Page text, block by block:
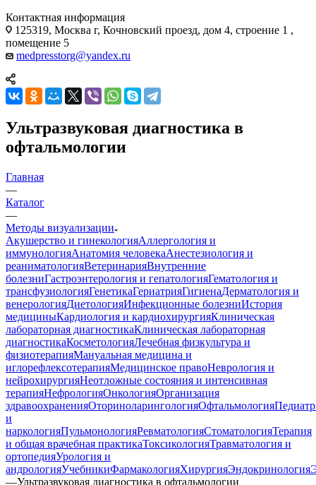
Контактная информация
125319, Москва г, Кочновский проезд, дом 4, строение 1 ,
помещение 5
medpresstorg@yandex.ru
Ультразвуковая диагностика в
офтальмологии
Главная
—
Каталог
—
Методы визуализации
Акушерство и гинекологияАллергология и
иммунологияАнатомия человекаАнестезиология и
реаниматологияВетеринарияВнутренние
болезниГастроэнтерология и гепатологияГематология и
трансфузиологияГенетикаГериатрияГигиенаДерматология и
венерологияДиетологияИнфекционные болезниИстория
медициныКардиология и кардиохирургияКлиническая
лабораторная диагностикаКлиническая лабораторная
диагностикаКосметологияЛечебная физкультура и
физиотерапияМануальная медицина и
иглорефлексотерапияМедицинское правоНеврология и
нейрохирургияНеотложные состояния и интенсивная
терапияНефрологияОнкологияОрганизация
здравоохраненияОториноларингологияОфтальмология
и
наркологияПульмонологияРевматологияСтоматологияТерапия
и общая врачебная практикаТоксикологияТравматология и
ортопедияУрология и
андрологияУчебникиФармакологияХирургияЭндокринология
—Ультразвуковая диагностика в офтальмологии